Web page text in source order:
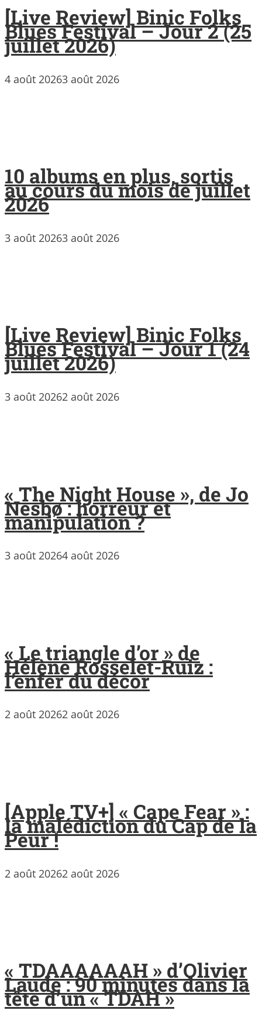
[Live Review] Binic Folks
Blues Festival – Jour 2 (25
juillet 2026)
4 août 20263 août 2026
10 albums en plus, sortis
au cours du mois de juillet
2026
3 août 20263 août 2026
[Live Review] Binic Folks
Blues Festival – Jour 1 (24
juillet 2026)
3 août 20262 août 2026
« The Night House », de Jo
Nesbø : horreur et
manipulation ?
3 août 20264 août 2026
« Le triangle d’or » de
Hélène Rosselet-Ruiz :
l’enfer du décor
2 août 20262 août 2026
[Apple TV+] « Cape Fear » :
la malédiction du Cap de la
Peur !
2 août 20262 août 2026
« TDAAAAAAH » d’Olivier
Laude : 90 minutes dans la
tête d’un « TDAH »